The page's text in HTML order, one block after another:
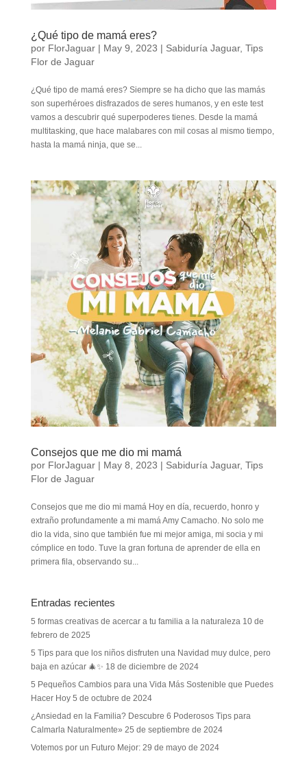
¿Qué tipo de mamá eres?
por FlorJaguar| May 9, 2023 | Sabiduría Jaguar, Tips
Flor de Jaguar
¿Qué tipo de mamá eres? Siempre se ha dicho que las mamás
son superhéroes disfrazados de seres humanos, y en este test
vamos a descubrir qué superpoderes tienes. Desde la mamá
multitasking, que hace malabares con mil cosas al mismo tiempo,
hasta la mamá ninja, que se...
Consejos que me dio mi mamá
por FlorJaguar| May 8, 2023 | Sabiduría Jaguar, Tips
Flor de Jaguar
Consejos que me dio mi mamá Hoy en día, recuerdo, honro y
extraño profundamente a mi mamá Amy Camacho. No solo me
dio la vida, sino que también fue mi mejor amiga, mi socia y mi
cómplice en todo. Tuve la gran fortuna de aprender de ella en
primera fila, observando su...
Entradas recientes
5 formas creativas de acercar a tu familia a la naturaleza 10 de
febrero de 2025
5 Tips para que los niños disfruten una Navidad muy dulce, pero
baja en azúcar 🎄✨ 18 de diciembre de 2024
5 Pequeños Cambios para una Vida Más Sostenible que Puedes
Hacer Hoy 5 de octubre de 2024
¿Ansiedad en la Familia? Descubre 6 Poderosos Tips para
Calmarla Naturalmente» 25 de septiembre de 2024
Votemos por un Futuro Mejor: 29 de mayo de 2024